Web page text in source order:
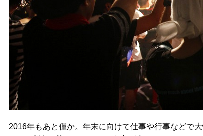
2016年もあと僅か。年末に向けて仕事や行事などで